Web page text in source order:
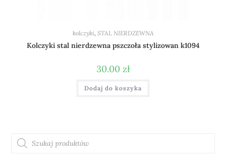
kolczyki STAL NIERDZEWNA
Kolczyki stal nierdzewna pszczoła stylizowan k1094
30.00 zł
Dodaj do koszyka